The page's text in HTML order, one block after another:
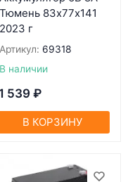
Тюмень 83х77х141
2023 г
Артикул: 69318
В наличии
1 539 ₽
В КОРЗИНУ